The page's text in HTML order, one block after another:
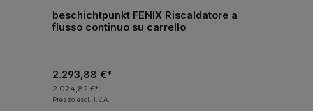
beschichtpunkt FENIX Riscaldatore a
flusso continuo su carrello
2.293,88 €*
2.024,82 €*
Prezzo escl. I.V.A.